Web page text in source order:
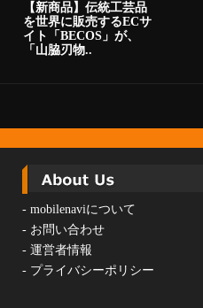
【新商品】伝統工芸品
を世界に販売するECサ
イト「BECOS」が、
「山脇刃物..
- mobilenaviについて
- お問い合わせ
- 運営者情報
- プライバシーポリシー